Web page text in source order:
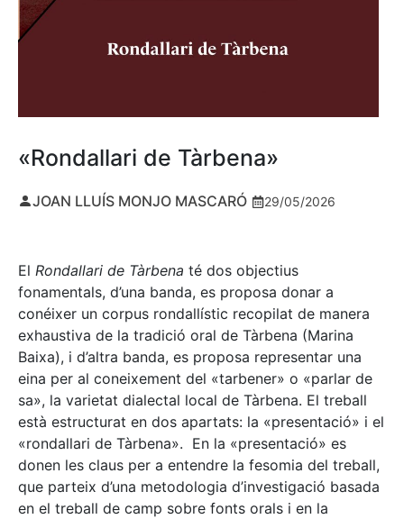
«Rondallari de Tàrbena»
JOAN LLUÍS MONJO MASCARÓ 29/05/2026
El Rondallari de Tàrbena té dos objectius
fonamentals, d’una banda, es proposa donar a
conéixer un corpus rondallístic recopilat de manera
exhaustiva de la tradició oral de Tàrbena (Marina
Baixa), i d’altra banda, es proposa representar una
eina per al coneixement del «tarbener» o «parlar de
sa», la varietat dialectal local de Tàrbena. El treball
està estructurat en dos apartats: la «presentació» i el
«rondallari de Tàrbena». En la «presentació» es
donen les claus per a entendre la fesomia del treball,
que parteix d’una metodologia d’investigació basada
en el treball de camp sobre fonts orals i en la